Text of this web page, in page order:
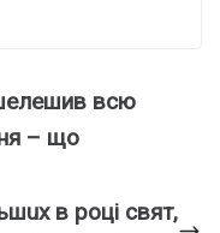
всю
– що
в poцi cвят,